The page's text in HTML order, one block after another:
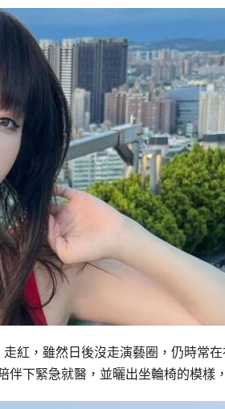
紅，雖然日後沒走演藝圈，仍時常
下緊急就醫，並曬出坐輪椅的模樣